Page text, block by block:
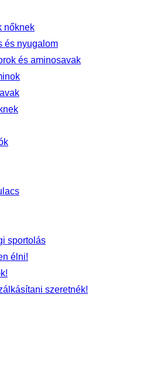
nőknek
és nyugalom
és aminosavak
sportolás
élni!
szeretnék!